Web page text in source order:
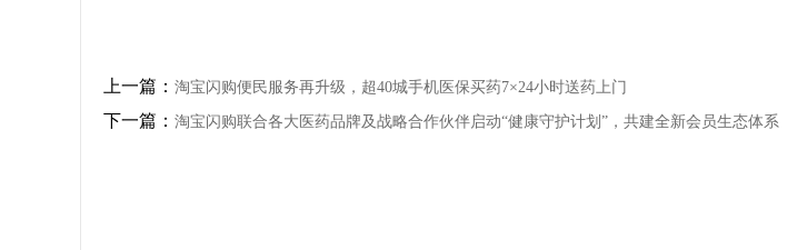
上一篇： 淘宝闪购便民服务再升级，超40城手机医保买药7×24小时送药上门
下一篇： 淘宝闪购联合各大医药品牌及战略合作伙伴启动“健康守护计划”，共建全新会员生态体系